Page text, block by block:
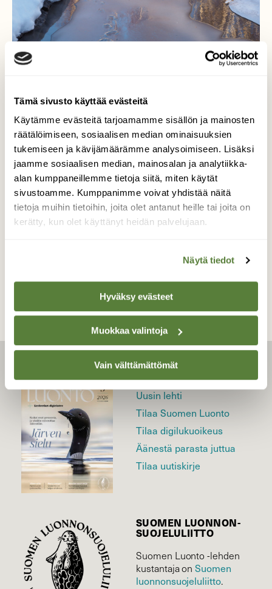
Tämä sivusto käyttää evästeitä
Käytämme evästeitä tarjoamamme sisällön ja mainosten
räätälöimiseen, sosiaalisen median ominaisuuksien
tukemiseen ja kävijämäärämme analysoimiseen. Lisäksi
jaamme sosiaalisen median, mainosalan ja analytiikka-
alan kumppaneillemme tietoja siitä, miten käytät
sivustoamme. Kumppanimme voivat yhdistää näitä
tietoja muihin tietoihin, joita olet antanut heille tai joita on
kerätty, kun olet käyttänyt heidän palvelujaan.
Näytä tiedot
Hyväksy evästeet
Muokkaa valintoja
Vain välttämättömät
Kauneutta...
..luonnon taiteilemaa kauneutta
Vääksynjoella...
Valokuvaaja: Arja Valtonen, Vääksynjoki 25.2.2019
TAKAISIN LISTAAN
LEHTI
Uusin lehti
Tilaa Suomen Luonto
Tilaa digilukuoikeus
Äänestä parasta juttua
Tilaa uutiskirje
SUOMEN LUONNON­
SUOJELU­LIITTO
Suomen Luonto -lehden
kustantaja onSuomen
luonnonsuojelu­liitto.